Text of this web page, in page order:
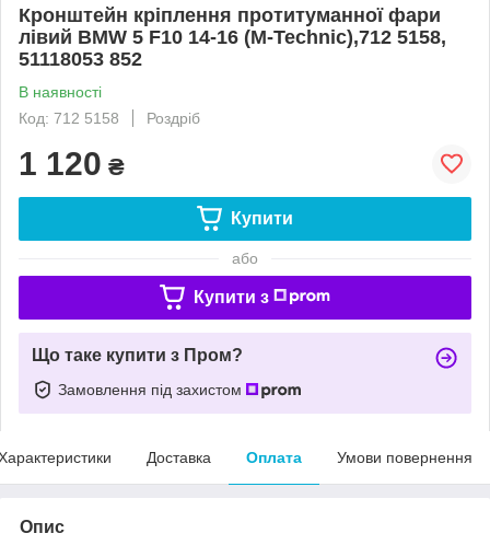
Кронштейн кріплення протитуманної фари
лівий BMW 5 F10 14-16 (M-Technic),712 5158,
51118053 852
В наявності
Код: 712 5158
Роздріб
1 120 ₴
Купити
або
Купити з
Що таке купити з Пром?
Замовлення під захистом
Доставка Оплата Умови повернення
Опис